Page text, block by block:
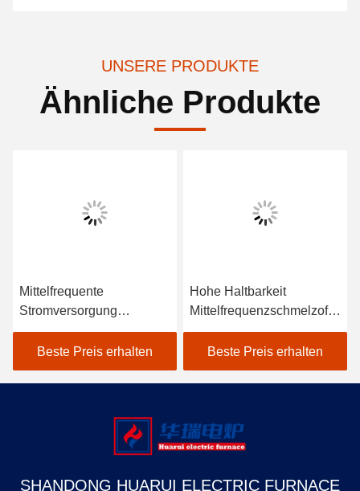
UNSERE PRODUKTE
Ähnliche Produkte
Mittelfrequente
Stromversorgung
Schmelzofen Leichte
Wartung
Beste Preis erhalten
Hohe Haltbarkeit
Mittelfrequenzschmelzofe
n Industrie
Beste Preis erhalten
SHANDONG HUARUI ELECTRIC FURNACE